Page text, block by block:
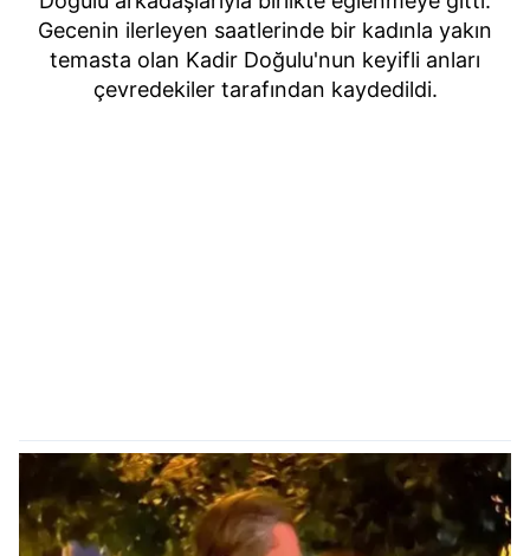
Gecenin ilerleyen saatlerinde bir kadınla yakın
temasta olan Kadir Doğulu'nun keyifli anları
çevredekiler tarafından kaydedildi.